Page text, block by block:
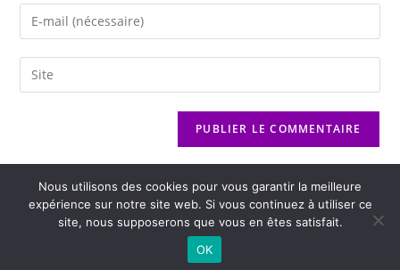
2026 - Variance FM - Mentions légales - Politique de confidentialité -
- Réalisation
Nous utilisons des cookies pour vous garantir la meilleure
expérience sur notre site web. Si vous continuez à utiliser ce
site, nous supposerons que vous en êtes satisfait.
OK